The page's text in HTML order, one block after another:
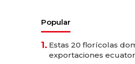
Popular
1. Estas 20 florícolas
exportaciones